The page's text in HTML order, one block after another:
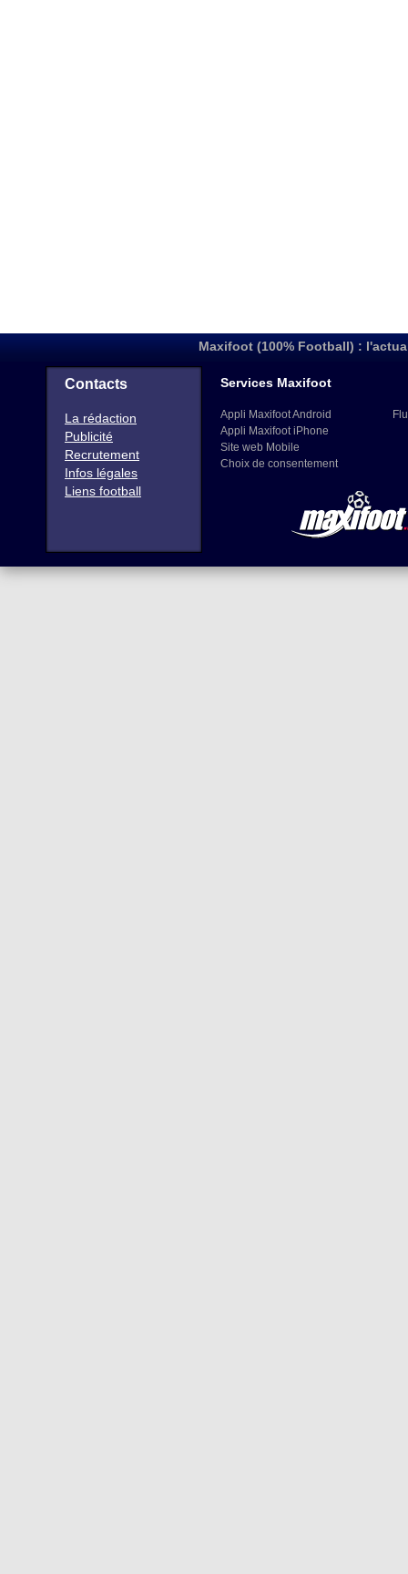
Maxifoot (100% Football) :
Contacts
La rédaction
Publicité
Recrutement
Infos légales
Liens football
Services Maxifoot
Appli Maxifoot Android
Appli Maxifoot iPhone
Site web Mobile
Choix de consentement